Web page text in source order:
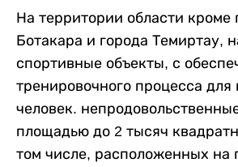
На территории области кроме
Ботакара и города Темиртау,
спортивные объекты, с
тренировочного процесса для
человек.
площадью до 2 тысяч
том числе, расположенных на